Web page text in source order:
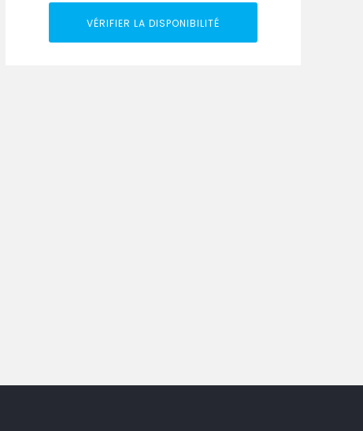
VÉRIFIER LA DISPONIBILITÉ